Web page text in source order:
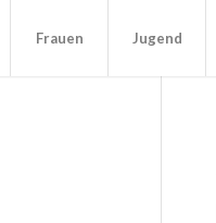
Frauen Jugend